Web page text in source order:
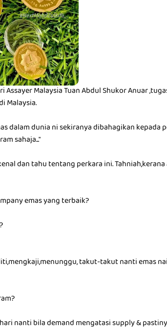
Assayer Malaysia Tuan Abdul Shukor Anuar
Malaysia.
dalam dunia ni sekiranya dibahagikan
sahaja..."
dan tahu tentang perkara ini.
emas yang terbaik?
takut-takut nanti emas
nanti bila demand mengatasi supply &